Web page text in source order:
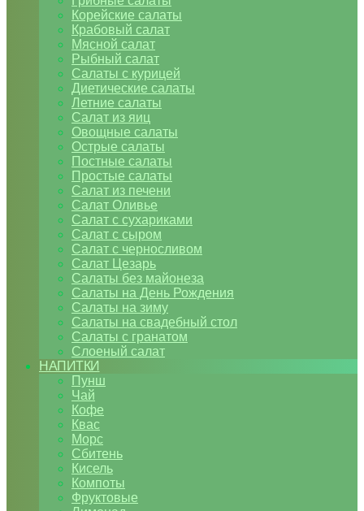
Корейские салаты
Крабовый салат
Мясной салат
Рыбный салат
Салаты с курицей
Диетические салаты
Летние салаты
Салат из яиц
Овощные салаты
Острые салаты
Постные салаты
Простые салаты
Салат из печени
Салат Оливье
Салат с сухариками
Салат с сыром
Салат с черносливом
Салат Цезарь
Салаты без майонеза
Салаты на День Рождения
Салаты на зиму
Салаты на свадебный стол
Салаты с гранатом
Слоеный салат
НАПИТКИ
Пунш
Чай
Кофе
Квас
Морс
Сбитень
Кисель
Компоты
Фруктовые